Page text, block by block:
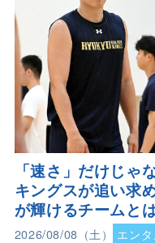
「速さ」だけじ
キングスが追い求
が輝けるチームと
2026/08/08（土） エンタ